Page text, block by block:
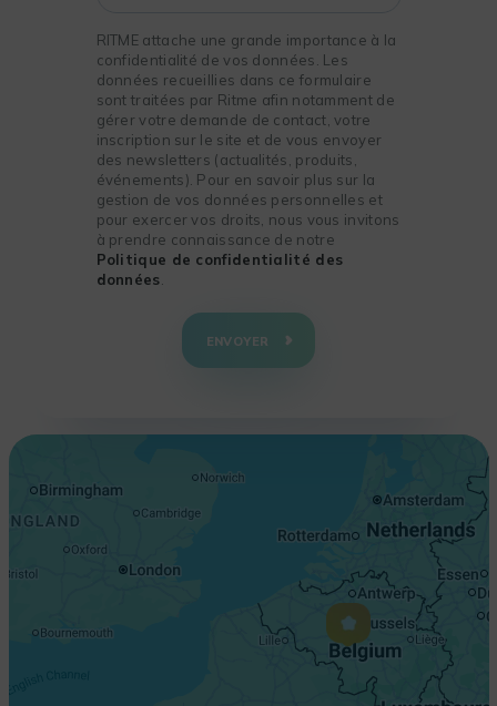
RITME attache une grande importance à la
confidentialité de vos données. Les
données recueillies dans ce formulaire
sont traitées par Ritme afin notamment de
gérer votre demande de contact, votre
inscription sur le site et de vous envoyer
des newsletters (actualités, produits,
événements). Pour en savoir plus sur la
gestion de vos données personnelles et
pour exercer vos droits, nous vous invitons
à prendre connaissance de notre
Politique de confidentialité des
données
ENVOYER